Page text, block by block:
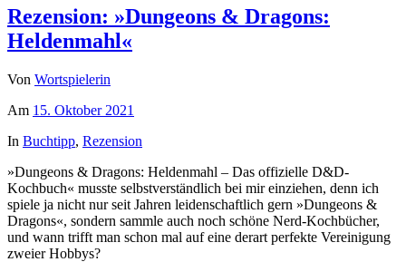
Rezension: »Dungeons & Dragons:
Heldenmahl«
Von Wortspielerin
Am 15. Oktober 2021
In Buchtipp, Rezension
»Dungeons & Dragons: Heldenmahl – Das offizielle D&D-
Kochbuch« musste selbstverständlich bei mir einziehen, denn ich
spiele ja nicht nur seit Jahren leidenschaftlich gern »Dungeons &
Dragons«, sondern sammle auch noch schöne Nerd-Kochbücher,
und wann trifft man schon mal auf eine derart perfekte Vereinigung
zweier Hobbys?